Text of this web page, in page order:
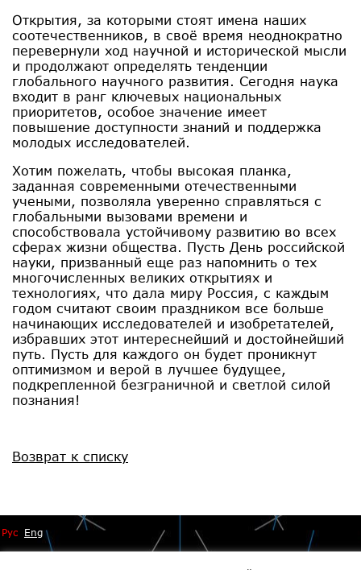
Открытия, за которыми стоят имена наших
соотечественников, в своё время неоднократно
перевернули ход научной и исторической мысли
и продолжают определять тенденции
глобального научного развития. Сегодня наука
входит в ранг ключевых национальных
приоритетов, особое значение имеет
повышение доступности знаний и поддержка
молодых исследователей.
Хотим пожелать, чтобы высокая планка,
заданная современными отечественными
учеными, позволяла уверенно справляться с
глобальными вызовами времени и
способствовала устойчивому развитию во всех
сферах жизни общества. Пусть День российской
науки, призванный еще раз напомнить о тех
многочисленных великих открытиях и
технологиях, что дала миру Россия, с каждым
годом считают своим праздником все больше
начинающих исследователей и изобретателей,
избравших этот интереснейший и достойнейший
путь. Пусть для каждого он будет проникнут
оптимизмом и верой в лучшее будущее,
подкрепленной безграничной и светлой силой
познания!
Возврат к списку
Рус Eng